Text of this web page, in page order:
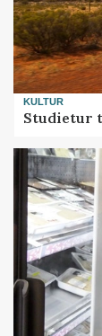
KULTUR
Studietur